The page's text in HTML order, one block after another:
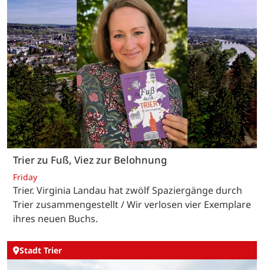
Trier zu Fuß, Viez zur Belohnung
Friday
Trier. Virginia Landau hat zwölf Spaziergänge durch
Trier zusammengestellt / Wir verlosen vier Exemplare
ihres neuen Buchs.
Stadt Trier